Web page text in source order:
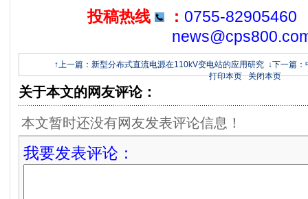
投稿热线
： 0755-82905460
↑上一篇：新型分布式直流电源在110kV变电站的应用研究 ↓下一篇
打印本页
关闭本页
关于本文的网友评论：
本文暂时还没有网友发表评论信息！
我要发表评论：